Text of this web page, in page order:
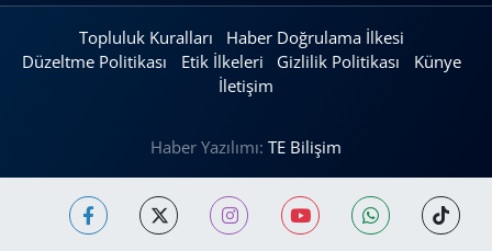
Topluluk Kuralları
Haber Doğrulama İlkesi
Düzeltme Politikası
Etik İlkeleri Gizlilik Politikası
Künye
İletişim
Haber Yazılımı: TE Bilişim